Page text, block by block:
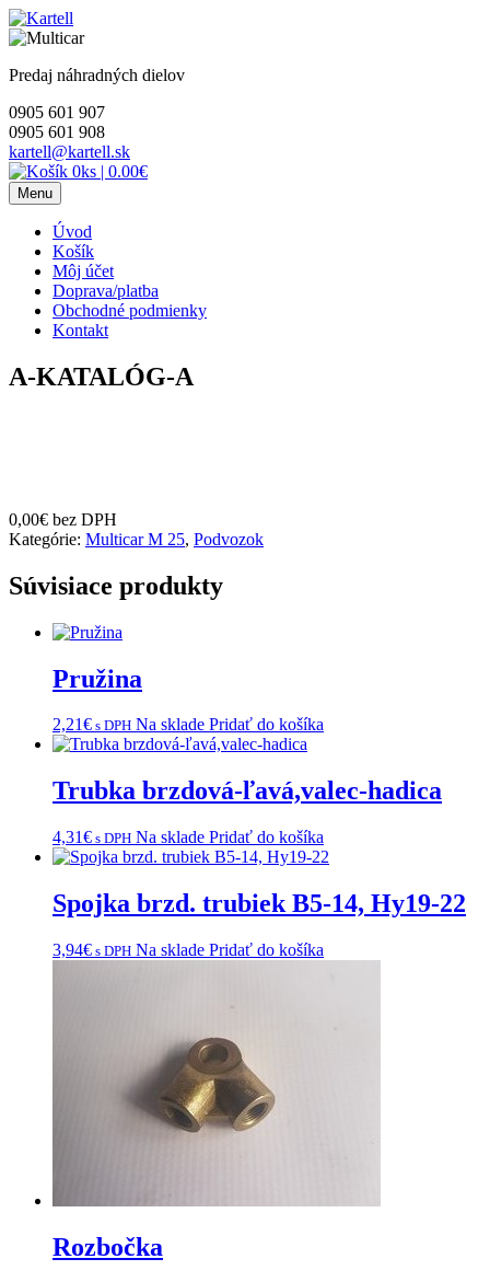
Skip
to
Predaj náhradných dielov
0905 601 907
0905 601 908
kartell@kartell.sk
0ks | 0.00€
Menu
Úvod
Košík
Môj účet
Doprava/platba
Obchodné podmienky
Kontakt
A-KATALÓG-A
0,00€ bez DPH
Kategórie: Multicar M 25, Podvozok
Súvisiace produkty
Pružina
2,21€ s DPH Na sklade Pridať do košíka
Trubka brzdová-ľavá,valec-hadica
4,31€ s DPH Na sklade Pridať do košíka
Spojka brzd. trubiek B5-14, Hy19-22
3,94€ s DPH Na sklade Pridať do košíka
Rozbočka